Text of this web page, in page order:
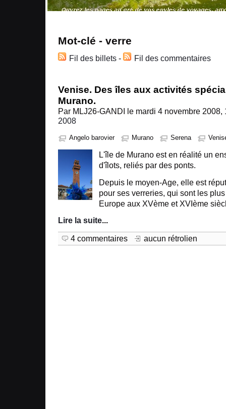
Mot-clé - verre
Fil des billets - Fil des commentaires
Venise. Des îles aux activités
Murano.
Par MLJ26-GANDI le mardi 4 novembre 2008,
2008
Angelo barovier Murano Serena
L'île de Murano est en réalité un
d'îlots, reliés par des ponts.
Depuis le moyen-Age, elle est
pour ses verreries, qui sont les
Europe aux XVème et XVIème
Lire la suite...
4 commentaires
aucun rétrolien